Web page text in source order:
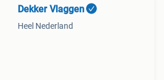
Dekker Vlaggen
Heel Nederland